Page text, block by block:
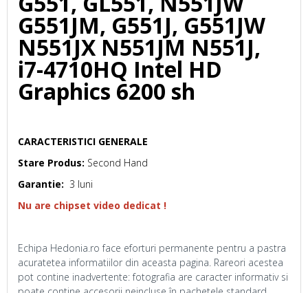
G551JM, G551J, G551JW
N551JX N551JM N551J,
i7-4710HQ Intel HD
Graphics 6200 sh
CARACTERISTICI GENERALE
Stare Produs: Second Hand
Garantie: 3 luni
Nu are chipset video dedicat !
Echipa Hedonia.ro face eforturi permanente pentru a pastra
acuratetea informatiilor din aceasta pagina. Rareori acestea
pot contine inadvertente: fotografia are caracter informativ si